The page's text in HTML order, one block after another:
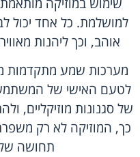
למושלמת. כל אחד יכול
אוהב, וכך ליהנות
מערכות שמע מתקדמות
לטעם האישי של
של סגנונות מוזיקליים,
כך, המוזיקה לא רק
תחושה של